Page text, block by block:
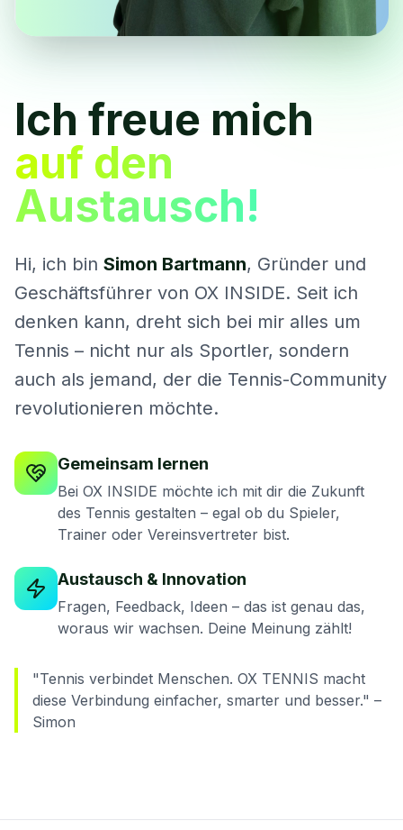
Ich freue mich
auf den
Austausch!
Hi, ich bin Simon Bartmann, Gründer und
Geschäftsführer von OX INSIDE. Seit ich
denken kann, dreht sich bei mir alles um
Tennis – nicht nur als Sportler, sondern
auch als jemand, der die Tennis-Community
revolutionieren möchte.
Gemeinsam lernen
Bei OX INSIDE möchte ich mit dir die Zukunft
des Tennis gestalten – egal ob du Spieler,
Trainer oder Vereinsvertreter bist.
Austausch & Innovation
Fragen, Feedback, Ideen – das ist genau das,
woraus wir wachsen. Deine Meinung zählt!
"Tennis verbindet Menschen. OX TENNIS macht
diese Verbindung einfacher, smarter und besser." –
Simon